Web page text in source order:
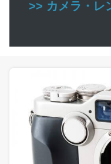
>> カメラ・レ